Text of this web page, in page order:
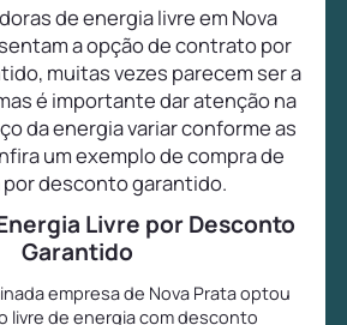
de energia livre em Nova
a opção de contrato por
muitas vezes parecem ser a
é importante dar atenção na
da energia variar conforme as
um exemplo de compra de
desconto garantido.
Livre por Desconto
Garantido
empresa de Nova Prata optou
livre de energia com desconto